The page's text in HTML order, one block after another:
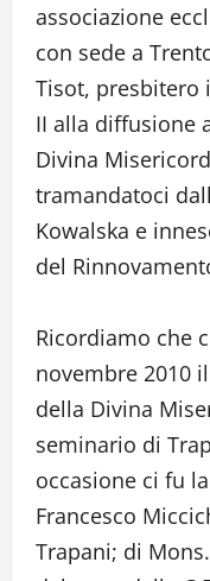
associazione
con sede a
Tisot, presbitero
II alla diffusione
Divina
tramandatoci
Kowalska e
del
Ricordiamo che
novembre 2010
della Divina
seminario di
occasione ci fu
Francesco
Trapani; di